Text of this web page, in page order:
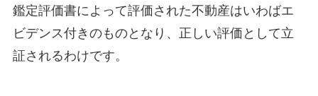
鑑定評価書によって評価された不動産はいわばエ
ビデンス付きのものとなり、正しい評価として立
証されるわけです。